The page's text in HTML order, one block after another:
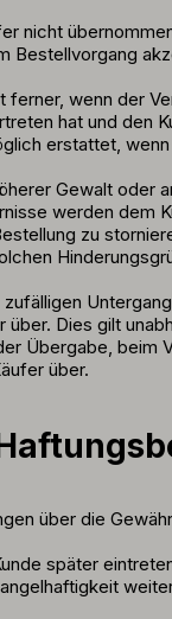
nicht
Bestellvorgang
ferner, wenn der
hat und den
erstattet,
Gewalt oder
werden dem
zu
Dies gilt
Übergabe, beim
über.
über die
später